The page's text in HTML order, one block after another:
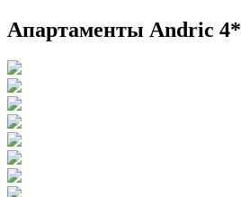
Апартаменты Andric 4*